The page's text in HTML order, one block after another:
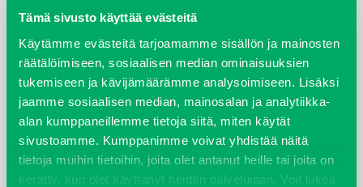
Tämä sivusto käyttää evästeitä
Käytämme evästeitä tarjoamamme sisällön ja mainosten
räätälöimiseen, sosiaalisen median ominaisuuksien
tukemiseen ja kävijämäärämme analysoimiseen. Lisäksi
jaamme sosiaalisen median, mainosalan ja analytiikka-
alan kumppaneillemme tietoja siitä, miten käytät
sivustoamme. Kumppanimme voivat yhdistää näitä
tietoja muihin tietoihin, joita olet antanut heille tai joita on
kerätty, kun olet käyttänyt heidän palvelujaan. Voit lukea
syyskuu 2023
joulukuu 2022
huhtikuu 2022
helmikuu 2022